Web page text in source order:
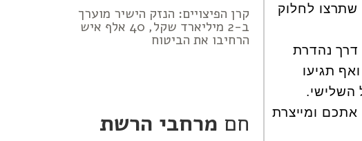
שתרצו לחלוק
דרך נהדרת
תגיעו
השלישי.
ומייצרת
קרן הפיצויים: הנזק הישיר מוערך
ב-2 מיליארד שקל, 40 אלף איש
הרחיבו את הביטוח
חם מרחבי הרשת